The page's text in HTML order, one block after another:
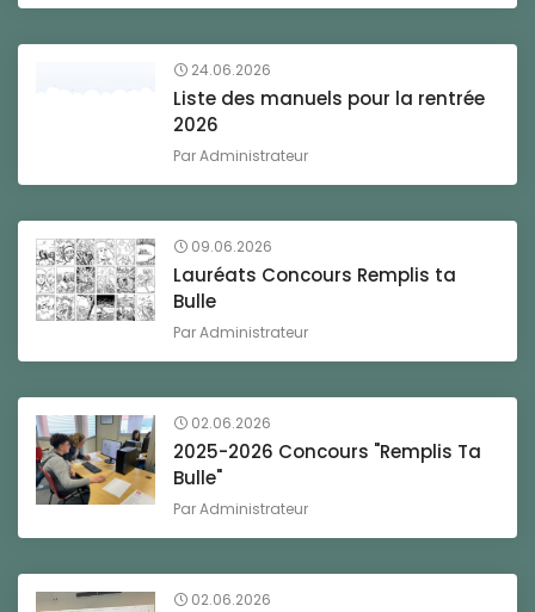
24.06.2026
Liste des manuels pour la rentrée
2026
ParAdministrateur
09.06.2026
Lauréats Concours Remplis ta
Bulle
ParAdministrateur
02.06.2026
2025-2026 Concours "Remplis Ta
Bulle"
ParAdministrateur
02.06.2026